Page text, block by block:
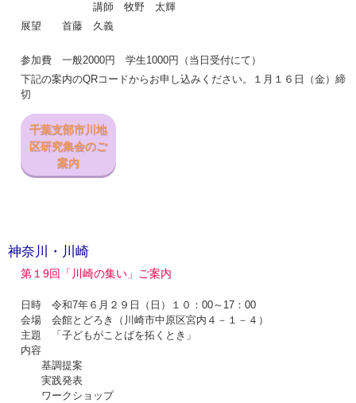
講師 牧野 太輝
展望 首藤 久義
参加費 一般2000円 学生1000円（当日受付にて）
下記の案内のQRコードからお申し込みください。１月１６日（金）締
切
千葉支部市川地
区研究集会のご
案内
神奈川・川崎
第１9回「川崎の集い」ご案内
日時 令和7年６月２９日（日）１０：00～17：00
会場 会館とどろき（川崎市中原区宮内４－１－４）
主題 「子どもがことばを拓くとき」
内容
基調提案
実践発表
ワークショップ